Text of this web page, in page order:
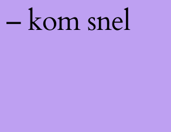
kom snel